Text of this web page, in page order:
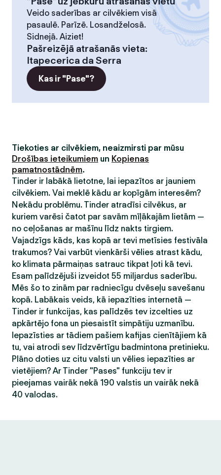
Veido saderības ar cilvēkiem visā
pasaulē. Parīzē. Losandželosā.
Sidnejā. Aiziet!
Pašreizējā atrašanās vieta:
Itapecerica da Serra
Kas ir "Pase"?
Tiekoties ar cilvēkiem, neaizmirsti par mūsu
Drošības ieteikumiem un Kopienas
pamatnostādnēm.
Tinder ir labākā lietotne, lai iepazītos ar jauniem
cilvēkiem. Vai meklē kādu ar kopīgām interesēm?
Nekādu problēmu. Tinder atradīsi cilvēkus, ar
kuriem varēsi čatot par savām mīļākajām lietām —
no ceļošanas ar mašīnu līdz nakts tirgiem.
Vajadzīgs kāds, kas kopā ar tevi metīsies festivāla
trakumos? Vai varbūt vienkārši vēlies atrast kādu,
ko klimata pārmaiņas satrauc tikpat ļoti kā tevi.
Esam palīdzējuši izveidot 55 miljardus saderību.
Mēs šo to zinām par radniecīgu dvēseļu savešanu
kopā. Labākais veids, kā iepazīties internetā —
Tinder ir funkcijas, kas palīdzēs tev izcelties uz
apkārtējo fona un piesaistīt simpātiju uzmanību.
Iepazīsties ar tādiem pašiem kafijas cienītājiem kā
tu, vai atrodi sev līdzvērtīgu badmintona pretinieku.
Plāno doties uz citu valsti un vēlies iepazīties ar
vietējiem? Ar Tinder "Pases" funkciju tev ir
pieejamas vairāk nekā 190 valstis un vairāk nekā
40 valodas.